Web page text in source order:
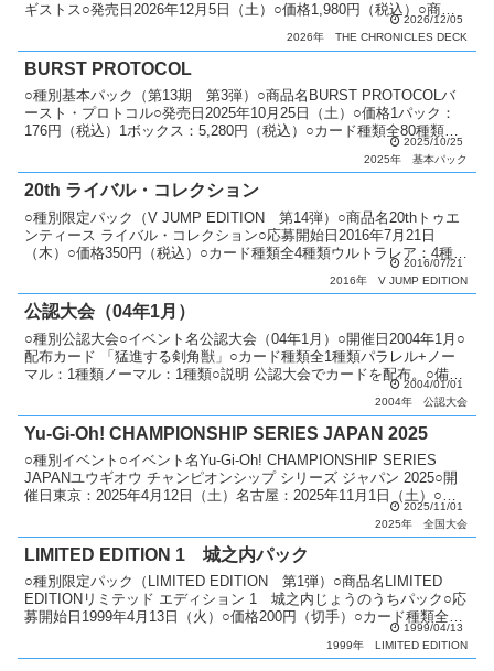
ギストス○発売日2026年12月5日（土）○価格1,980円（税込）○商品
2026/12/05
2026年
THE CHRONICLES DECK
BURST PROTOCOL
○種別基本パック（第13期 第3弾）○商品名BURST PROTOCOLバ
ースト・プロトコル○発売日2025年10月25日（土）○価格1パック：
176円（税込）1ボックス：5,280円（税込）○カード種類全80種類プ
2025/10/25
2025年
基本パック
20th ライバル・コレクション
○種別限定パック（V JUMP EDITION 第14弾）○商品名20thトゥエ
ンティース ライバル・コレクション○応募開始日2016年7月21日
（木）○価格350円（税込）○カード種類全4種類ウルトラレア：4種類
2016/07/21
2016年
V JUMP EDITION
公認大会（04年1月）
○種別公認大会○イベント名公認大会（04年1月）○開催日2004年1月○
配布カード 「猛進する剣角獣」○カード種類全1種類パラレル+ノー
マル：1種類ノーマル：1種類○説明 公認大会でカードを配布。○備考
2004/01/01
2004年
公認大会
Yu-Gi-Oh! CHAMPIONSHIP SERIES JAPAN 2025
○種別イベント○イベント名Yu-Gi-Oh! CHAMPIONSHIP SERIES
JAPANユウギオウ チャンピオンシップ シリーズ ジャパン 2025○開
催日東京：2025年4月12日（土）名古屋：2025年11月1日（土）○配
2025/11/01
2025年
全国大会
LIMITED EDITION 1 城之内パック
○種別限定パック（LIMITED EDITION 第1弾）○商品名LIMITED
EDITIONリミテッド エディション 1 城之内じょうのうちパック○応
募開始日1999年4月13日（火）○価格200円（切手）○カード種類全3
1999/04/13
1999年
LIMITED EDITION